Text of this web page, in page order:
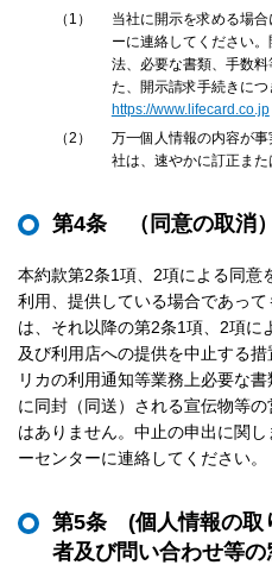
1
当社に開示を求める場
ーに連絡してください
法、必要な書類、手数
た、開示請求手続きに
https://www.lifecard.co.jp
2
万一個人情報の内容が
社は、速やかに訂正また
第4条 （同意の取消）
本約款第2条1項、2項による同意
利用、提供している場合であっ
は、それ以降の第2条1項、2項に
及び利用店への提供を中止する
リカの利用通知等業務上必要な
に同封（同送）される宣伝物等
はありません。中止の申出に関
ーセンターに連絡してください。
第5条 (個人情報の取
者及び問い合わせ等の